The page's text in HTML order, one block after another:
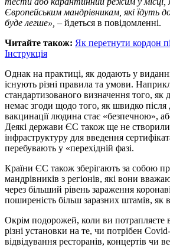
Європейським мандрівникам, які їдуть
буде легше», – йдеться в повідомленні.
Читайте також: Як перетнути кордон
Інструкція
Однак на практиці, як додають у
існують різні правила та умови.
стандартизованого визначення того, як
немає згоди щодо того, як швидко після
вакцинації людина стає «безпечною»,
Деякі держави ЄС також ще не створили
інфраструктуру для введення
перебувають у «перехідній фазі.
Країни ЄС також зберігають за собою
мандрівників з регіонів, які вони
через більший рівень зараження
поширеність більш заразних штамів, як
Окрім подорожей, коли ви потрапляєте
різні установки на те, чи потрібен
відвідування ресторанів, концертів чи